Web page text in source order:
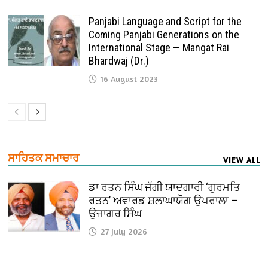
Panjabi Language and Script for the
Coming Panjabi Generations on the
International Stage — Mangat Rai
Bhardwaj (Dr.)
16 August 2023
ਸਾਹਿਤਕ ਸਮਾਚਾਰ VIEW ALL
ਡਾ ਰਤਨ ਸਿੰਘ ਜੱਗੀ ਯਾਦਗਾਰੀ ‘ਗੁਰਮਤਿ
ਰਤਨ’ ਅਵਾਰਡ ਸ਼ਲਾਘਾਯੋਗ ਉਪਰਾਲਾ —
ਉਜਾਗਰ ਸਿੰਘ
27 July 2026